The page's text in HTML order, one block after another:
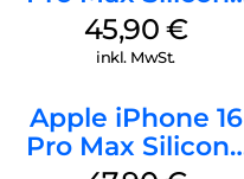
Case MagSafe
Ultramarine
45,90 €
inkl. MwSt.
Apple iPhone 16
Pro Max